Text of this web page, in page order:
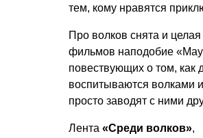
тем, кому нравятся
Про волков снята и
фильмов наподобие
повествующих о том, как
воспитываются волками
просто заводят с ними
Лента «Среди волков»,